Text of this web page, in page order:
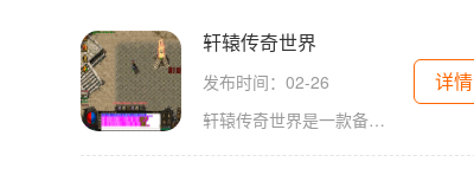
轩辕传奇世界
发布时间：02-26
轩辕传奇世界是一款备受欢迎的多人在线角色扮演游戏。在这个游戏中，玩家可以扮演各种不同的角色，在一个崭新的幻想世界中展开冒险。轩辕传奇世界以其精美的画面、丰富的剧情
详情